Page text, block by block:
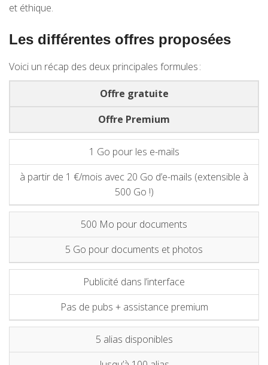
et éthique.
Les différentes offres proposées
Voici un récap des deux principales formules :
Offre gratuite
Offre Premium
1 Go pour les e-mails
à partir de 1 €/mois avec 20 Go d’e-mails (extensible à
500 Go !)
500 Mo pour documents
5 Go pour documents et photos
Publicité dans l’interface
Pas de pubs + assistance premium
5 alias disponibles